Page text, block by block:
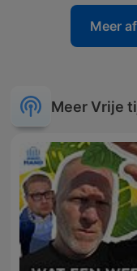
Meer
Meer Vrije